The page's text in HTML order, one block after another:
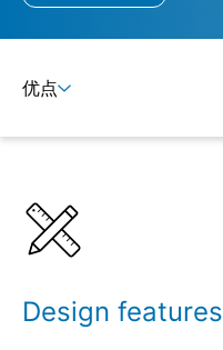
优点
Design features